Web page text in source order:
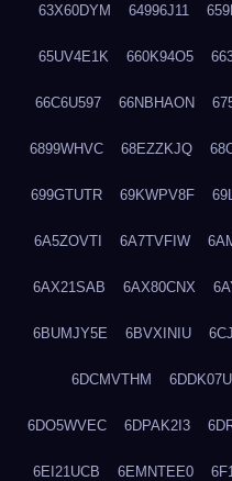
63X60DYM 64996J11
65UV4E1K 660K94O5
66C6U597 66NBHAON
6899WHVC 68EZZKJQ
699GTUTR 69KWPV8F
6A5ZOVTI 6A7TVFIW
6AX21SAB 6AX80CNX
6BUMJY5E 6BVXINIU
6DCMVTHM 6DDK07UL
6DO5WVEC 6DPAK2I3
6EI21UCB 6EMNTEE0